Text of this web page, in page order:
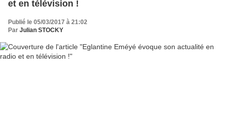
et en télévision !
Publié le 05/03/2017 à 21:02
Par Julian STOCKY